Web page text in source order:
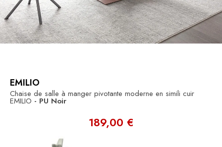
EMILIO
Chaise de salle à manger pivotante moderne en simili cuir
EMILIO - PU Noir
189,00 €